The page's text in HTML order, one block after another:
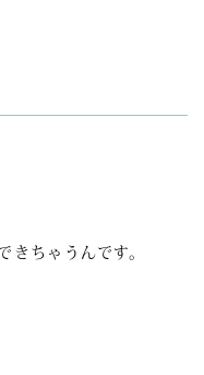
ちゃうんです。